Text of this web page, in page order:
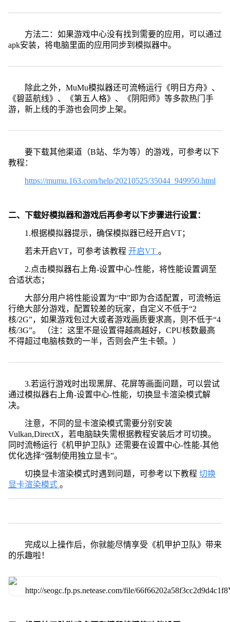
方法二：如果游戏中心没有找到需要的应用，可以通过
apk安装，将电脑里面的应用同步到模拟器中。
除此之外，MuMu模拟器还可流畅运行《明日方舟》、
《碧蓝航线》、《第五人格》、《阴阳师》等多款热门手
游，新上线的手游也会同步上架。
要下载其他渠道（B站、华为等）的游戏，可参考以下
教程：
https://mumu.163.com/help/20210525/35044_949950.html
二、下载好模拟器和游戏后再参考以下步骤进行设置：
1.根据模拟器提示，确保模拟器已经开启VT；
若未开启VT，可参考该教程 开启VT 。
2.点击模拟器右上角-设置中心-性能，将性能设置调至
合适状态；
大部分用户将性能设置为“中”即为合适配置，可流畅运
行绝大部分游戏，配置较差的玩家，自定义不低于“2
核/2G”，如果游戏包过大或者游戏画质要求高，则不低于“4
核/3G”。 （注：这里不是设置得越高越好，CPU核数最高
不得超过电脑核数的一半，否则会产生卡顿。）
3.若运行游戏时出现黑屏、花屏等画面问题，可以尝试
通过模拟器右上角-设置中心-性能，切换显卡渲染模式解
决。
注意，不同的显卡渲染模式需要分别安装
Vulkan,DirectX，若电脑缺失需根据教程安装后才可切换。
同时流畅运行《机甲护卫队》还需要在设置中心-性能-其他
优化选择“强制使用独立显卡”。
切换显卡渲染模式时遇到问题，可参考以下教程 切换
显卡渲染模式 。
完成以上操作后，你就能尽情享受《机甲护卫队》带来
的乐趣啦！